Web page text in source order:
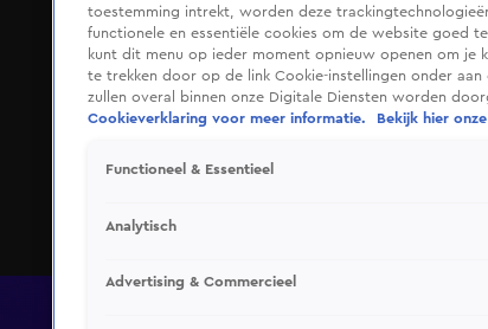
toestemming intrekt, worden deze
functionele en essentiële cookies om de website goed
kunt dit menu op ieder moment opnieuw openen om je
te trekken door op de link Cookie-instellingen onder aan
zullen overal binnen onze Digitale Diensten worden
Cookieverklaring voor meer informatie.
Bekijk hier
Functioneel & Essentieel
Analytisch
Advertising & Commercieel